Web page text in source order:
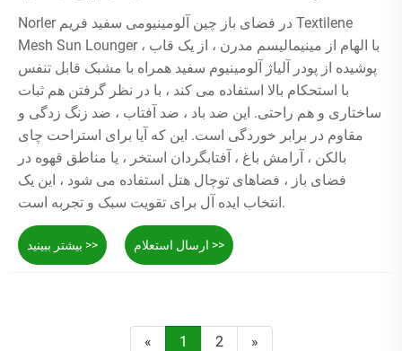
Norler در فضای باز چین آلومینیومی سفید فریم Textilene
Mesh Sun Lounger ، با الهام از مینیمالیسم مدرن ، از یک قاب
پوشیده از پودر آلیاژ آلومینیوم سفید همراه با مشبک قابل تنفس
با استحکام بالا استفاده می کند ، با در نظر گرفتن هم ثبات
ساختاری و هم راحتی. این ضد باد ، ضد آفتاب ، ضد زنگ زدگی و
مقاوم در برابر خوردگی است. این که آیا برای استراحت چای
بالکن ، آرامش باغ ، آفتابگردان استخر ، یا مناطق قهوه در
فضای باز ، فضاهای توچال هتل استفاده می شود ، این یک
انتخاب ایده آل برای تقویت سبک و تجربه است.
بیشتر ببینید >> ارسال استعلام >>
« 1 2 »